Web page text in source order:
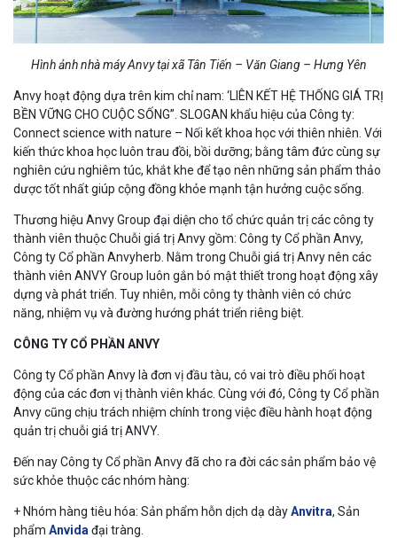
Hình ảnh nhà máy Anvy tại xã Tân Tiến – Văn Giang – Hưng Yên
Anvy hoạt động dựa trên kim chỉ nam: ‘LIÊN KẾT HỆ THỐNG GIÁ TRỊ
BỀN VỮNG CHO CUỘC SỐNG”. SLOGAN khẩu hiệu của Công ty:
Connect science with nature – Nối kết khoa học với thiên nhiên. Với
kiến thức khoa học luôn trau đồi, bồi dưỡng; bằng tâm đức cùng sự
nghiên cứu nghiêm túc, khắt khe để tạo nên những sản phẩm thảo
dược tốt nhất giúp cộng đồng khỏe mạnh tận hưởng cuộc sống.
Thương hiệu Anvy Group đại diện cho tổ chức quản trị các công ty
thành viên thuộc Chuỗi giá trị Anvy gồm: Công ty Cổ phần Anvy,
Công ty Cổ phần Anvyherb . Nằm trong Chuỗi giá trị Anvy nên các
thành viên ANVY Group luôn gắn bó mật thiết trong hoạt động xây
dựng và phát triển. Tuy nhiên, mỗi công ty thành viên có chức
năng, nhiệm vụ và đường hướng phát triển riêng biệt.
CÔNG TY CỔ PHẦN ANVY
Công ty Cổ phần Anvy là đơn vị đầu tàu, có vai trò điều phối hoạt
động của các đơn vị thành viên khác. Cùng với đó, Công ty Cổ phần
Anvy cũng chịu trách nhiệm chính trong việc điều hành hoạt động
quản trị chuỗi giá trị ANVY.
Đến nay Công ty Cổ phần Anvy đã cho ra đời các sản phẩm bảo vệ
sức khỏe thuộc các nhóm hàng:
+ Nhóm hàng tiêu hóa: Sản phẩm hỗn dịch dạ dàyAnvitra, Sản
phẩm Anvida đại tràng.